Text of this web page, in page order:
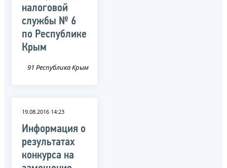
налоговой
службы № 6
по Республике
Крым
91 Республика Крым
19.08.2016 14:23
Информация о
результатах
конкурса на